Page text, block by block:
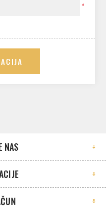
*
NAS